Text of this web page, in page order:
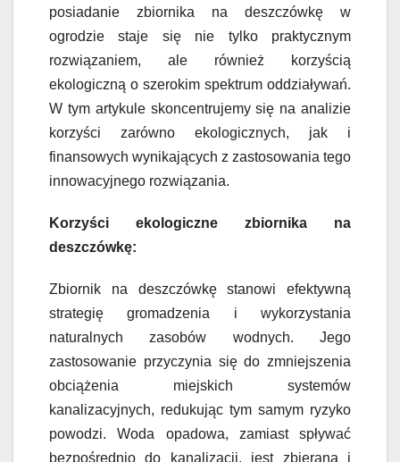
posiadanie zbiornika na deszczówkę w
ogrodzie staje się nie tylko praktycznym
rozwiązaniem, ale również korzyścią
ekologiczną o szerokim spektrum oddziaływań.
W tym artykule skoncentrujemy się na analizie
korzyści zarówno ekologicznych, jak i
finansowych wynikających z zastosowania tego
innowacyjnego rozwiązania.
Korzyści ekologiczne zbiornika na
deszczówkę:
Zbiornik na deszczówkę stanowi efektywną
strategię gromadzenia i wykorzystania
naturalnych zasobów wodnych. Jego
zastosowanie przyczynia się do zmniejszenia
obciążenia miejskich systemów
kanalizacyjnych, redukując tym samym ryzyko
powodzi. Woda opadowa, zamiast spływać
bezpośrednio do kanalizacji, jest zbierana i